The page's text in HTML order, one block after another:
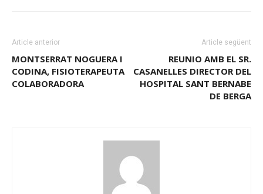
Article anterior
MONTSERRAT NOGUERA I
CODINA, FISIOTERAPEUTA
COLABORADORA
Article següent
REUNIO AMB EL SR.
CASANELLES DIRECTOR DEL
HOSPITAL SANT BERNABE
DE BERGA